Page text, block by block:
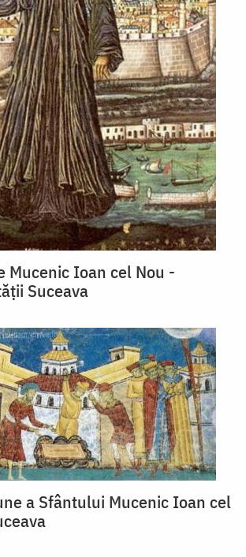
Mucenic Ioan cel Nou -
Suceava
a Sfântului Mucenic Ioan cel